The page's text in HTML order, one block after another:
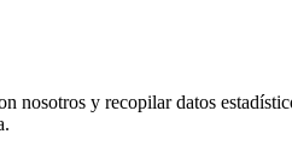
y recopilar datos